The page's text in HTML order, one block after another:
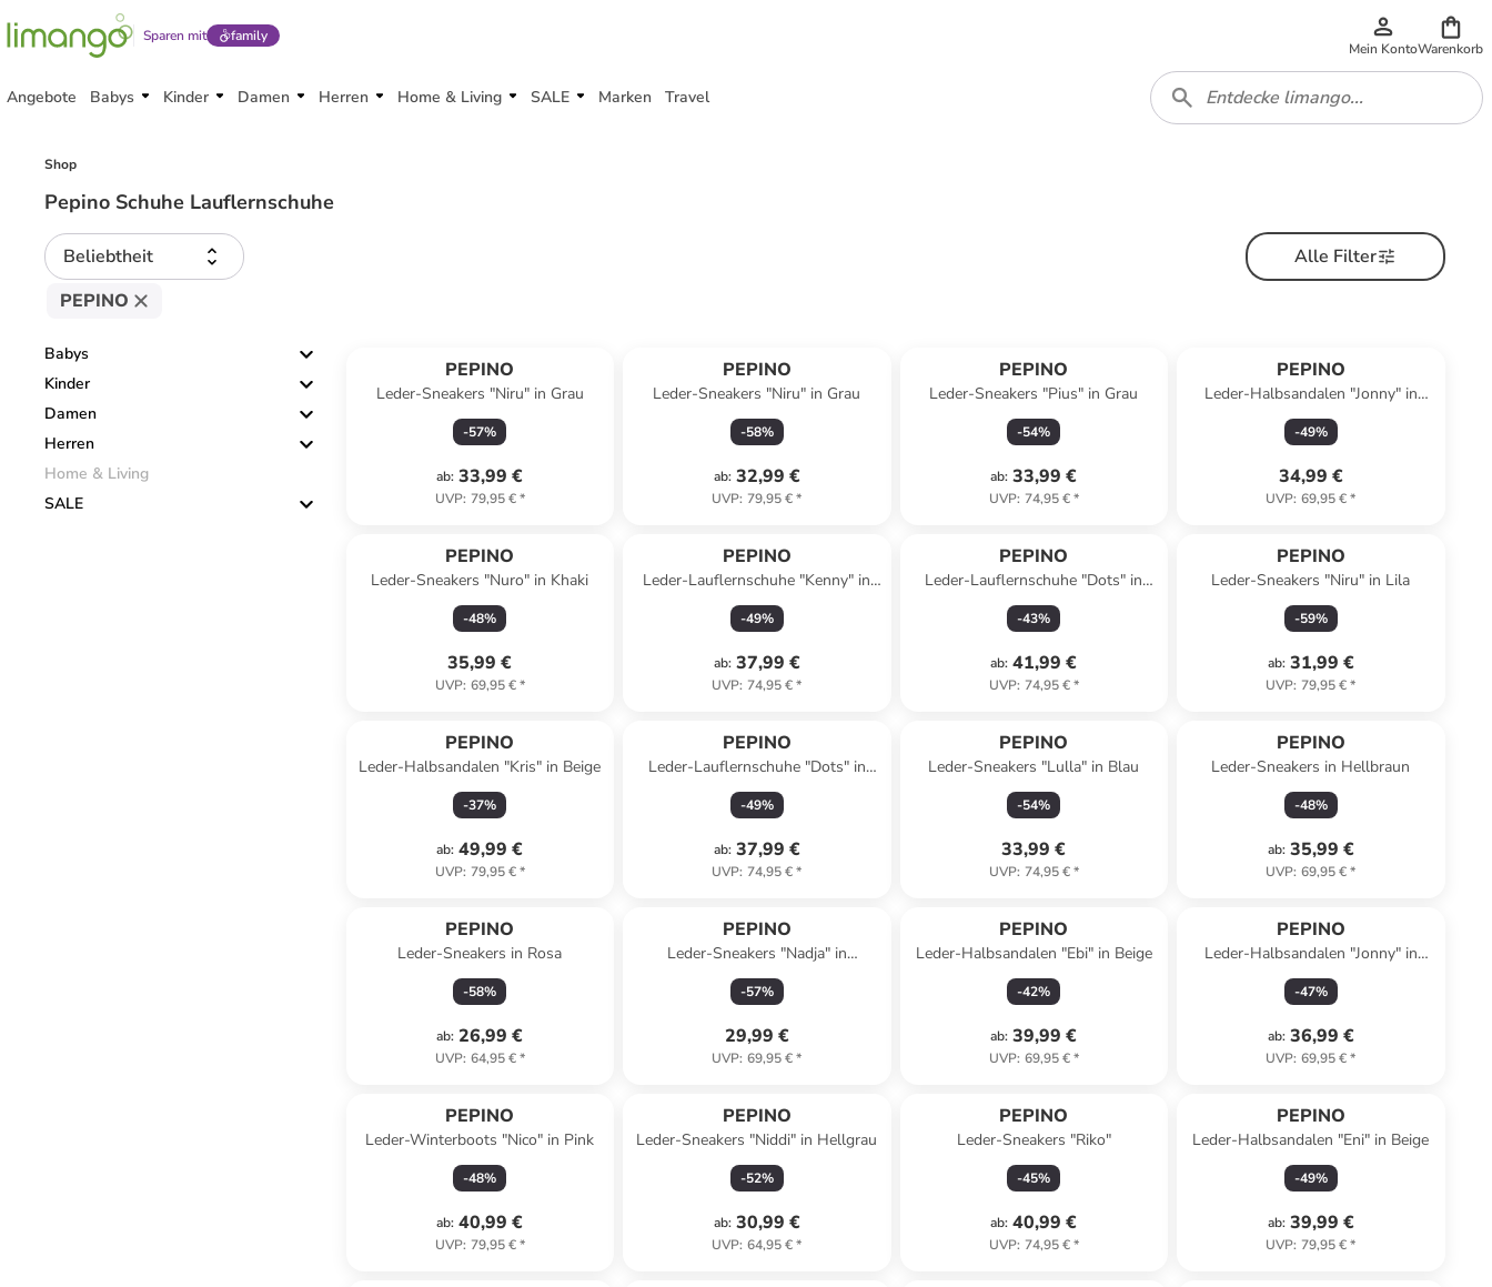
Sparen mit family
Mein KontoWarenkorb
Angebote Babys Kinder Damen Herren Home & Living SALE Marken Travel
Shop
Pepino Schuhe Lauflernschuhe
Beliebtheit
Alle Filter
PEPINO
Babys
Kinder
Damen
Herren
Home & Living
SALE
PEPINO
Leder-Sneakers "Niru" in Grau
-57%
ab: 33,99 €
UVP: 79,95 €*
PEPINO
Leder-Sneakers "Niru" in Grau
-58%
ab: 32,99 €
UVP: 79,95 €*
PEPINO
Leder-Sneakers "Pius" in Grau
-54%
ab: 33,99 €
UVP: 74,95 €*
PEPINO
Leder-Halbsandalen "Jonny" in
Braun
-49%
34,99 €
UVP: 69,95 €*
PEPINO
Leder-Sneakers "Nuro" in Khaki
-48%
35,99 €
UVP: 69,95 €*
PEPINO
Leder-Lauflernschuhe "Kenny" in
Hellbraun
-49%
ab: 37,99 €
UVP: 74,95 €*
PEPINO
Leder-Lauflernschuhe "Dots" in
Rosa
-43%
ab: 41,99 €
UVP: 74,95 €*
PEPINO
Leder-Sneakers "Niru" in Lila
-59%
ab: 31,99 €
UVP: 79,95 €*
PEPINO
Leder-Halbsandalen "Kris" in Beige
-37%
ab: 49,99 €
UVP: 79,95 €*
PEPINO
Leder-Lauflernschuhe "Dots" in
Beige/ Braun
-49%
ab: 37,99 €
UVP: 74,95 €*
PEPINO
Leder-Sneakers "Lulla" in Blau
-54%
33,99 €
UVP: 74,95 €*
PEPINO
Leder-Sneakers in Hellbraun
-48%
ab: 35,99 €
UVP: 69,95 €*
PEPINO
Leder-Sneakers in Rosa
-58%
ab: 26,99 €
UVP: 64,95 €*
PEPINO
Leder-Sneakers "Nadja" in
Dunkelblau
-57%
29,99 €
UVP: 69,95 €*
PEPINO
Leder-Halbsandalen "Ebi" in Beige
-42%
ab: 39,99 €
UVP: 69,95 €*
PEPINO
Leder-Halbsandalen "Jonny" in
Dunkelblau
-47%
ab: 36,99 €
UVP: 69,95 €*
PEPINO
Leder-Winterboots "Nico" in Pink
-48%
ab: 40,99 €
UVP: 79,95 €*
PEPINO
Leder-Sneakers "Niddi" in Hellgrau
-52%
ab: 30,99 €
UVP: 64,95 €*
PEPINO
Leder-Sneakers "Riko"
-45%
ab: 40,99 €
UVP: 74,95 €*
PEPINO
Leder-Halbsandalen "Eni" in Beige
-49%
ab: 39,99 €
UVP: 79,95 €*